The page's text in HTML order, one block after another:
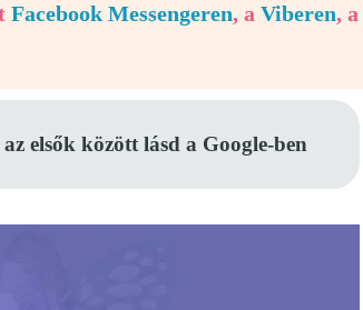
Facebook Messengeren, a Viberen, a
elsők között lásd a Google-ben